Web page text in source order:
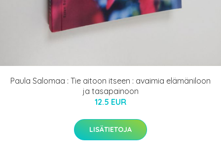
Paula Salomaa : Tie aitoon itseen : avaimia elämäniloon
ja tasapainoon
12.5 EUR
LISÄTIETOJA